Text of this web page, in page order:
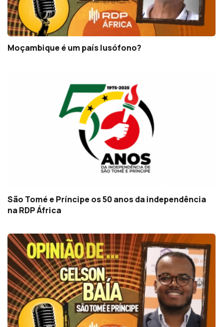
Moçambique é um país lusófono?
São Tomé e Príncipe os 50 anos da independência
na RDP África